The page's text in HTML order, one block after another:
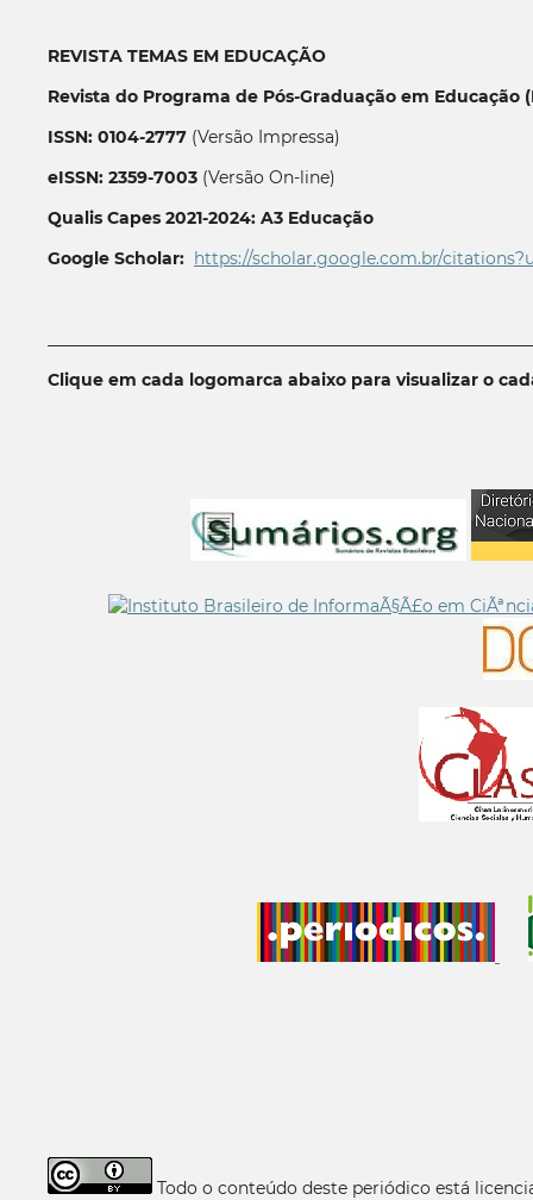
REVISTA TEMAS EM EDUCAÇÃO
Revista do Programa de Pós-Graduação em Educação
ISSN: 0104-2777(Versão Impressa)
eISSN: 2359-7003(Versão On-line)
Qualis Capes 2021-2024: A3 Educação
Google Scholar: https://scholar.google.com.br/
Clique em cada logomarca abaixo para visualizar o
Todo o conteúdo deste periódico está